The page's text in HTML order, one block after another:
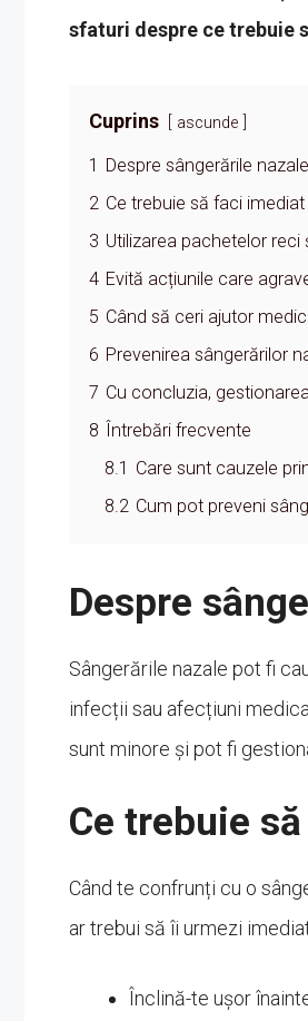
sfaturi despre ce trebuie
Cuprins ascunde
1
Despre sângerările nazale
2 Ce trebuie să faci imediat
3 Utilizarea pachetelor
4 Evită acțiunile care
5 Când să ceri ajutor
6 Prevenirea sângerărilor
7 Cu concluzia,
8
Întrebări frecvente
8.1 Care sunt cauzele
8.2 Cum pot preveni
Despre
Sângerările nazale pot fi
infecții sau afecțiuni
sunt minore și pot fi
Ce trebuie
Când te confrunți cu o
ar trebui să îi urmezi
Înclină-te ușor